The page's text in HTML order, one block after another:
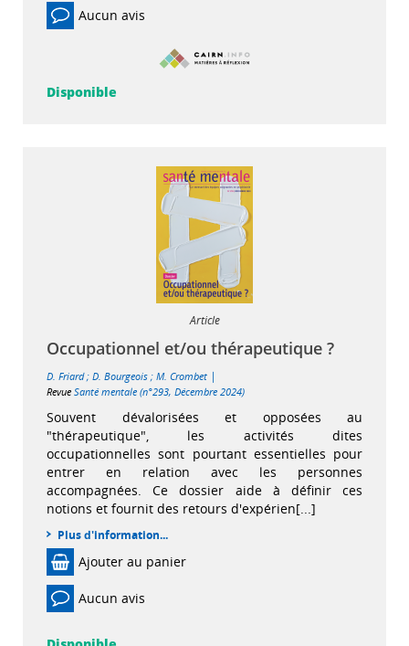
Aucun avis
Disponible
Article
Occupationnel et/ou thérapeutique ?
D. Friard; D. Bourgeois ; M. Crombet |
Revue Santé mentale (n°293, Décembre 2024)
Souvent dévalorisées et opposées au
"thérapeutique", les activités dites
occupationnelles sont pourtant essentielles pour
entrer en relation avec les personnes
accompagnées. Ce dossier aide à définir ces
notions et fournit des retours d'expérien[...]
Plus d'information...
Ajouter au panier
Aucun avis